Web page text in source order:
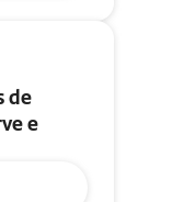
de
e